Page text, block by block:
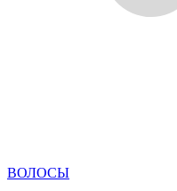
ВОЛОСЫ